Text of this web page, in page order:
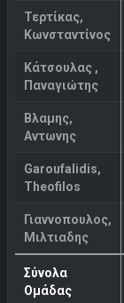
Τερτίκας,
Κωνσταντίνος
Κάτσουλας ,
Παναγιώτης
Βλαμης,
Αντωνης
Garoufalidis,
Theofilos
Γιαννοπουλος,
Μιλτιαδης
Σύνολα
Ομάδας